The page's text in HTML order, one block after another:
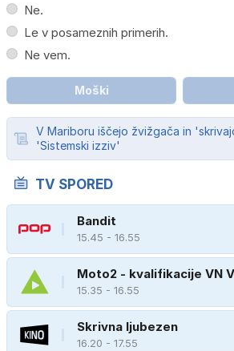
Ne.
Le v posameznih primerih.
Ne vem.
Moški
V Mariboru iščejo žvižgača in
'Sistemski izziv'
TV SPORED
Bandit
15.45 - 16.55
Moto2 - kvalifikacije VN
15.35 - 16.55
Skrivna ljubezen
16.20 - 17.55